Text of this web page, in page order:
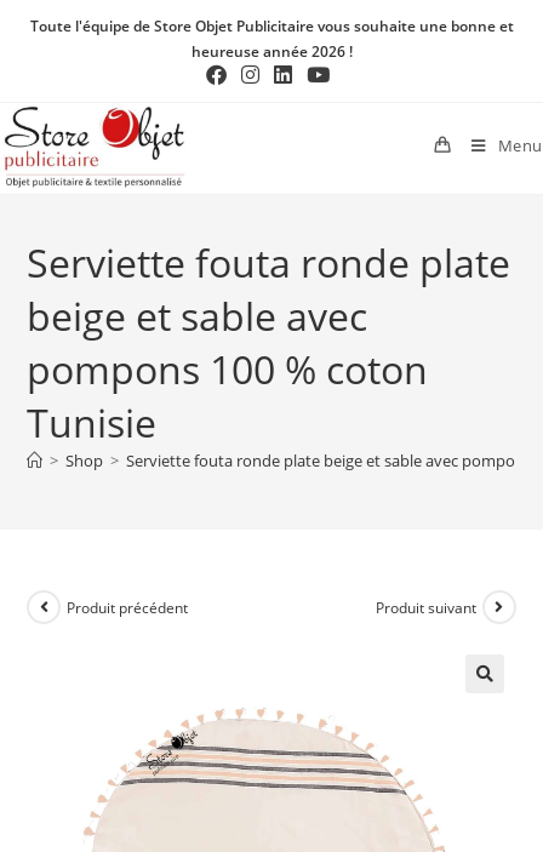
Toute l'équipe de Store Objet Publicitaire vous souhaite une bonne et
heureuse année 2026 !
Menu
Serviette fouta ronde plate
beige et sable avec
pompons 100 % coton
Tunisie
> Shop > Serviette fouta ronde plate beige et sable avec pompons
Produit précédent Produit suivant